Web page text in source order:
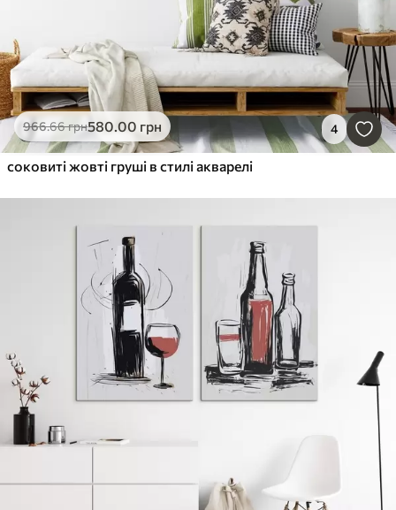
966.66грн580.00 грн 4
соковиті жовті груші в стилі акварелі